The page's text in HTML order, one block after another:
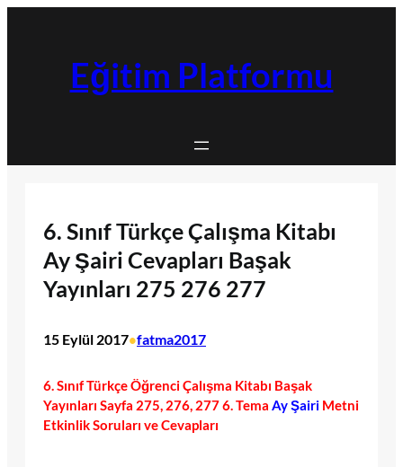
Eğitim Platformu
6. Sınıf Türkçe Çalışma Kitabı
Ay Şairi Cevapları Başak
Yayınları 275 276 277
15 Eylül 2017•fatma2017
6. Sınıf Türkçe Öğrenci Çalışma Kitabı Başak
Yayınları Sayfa 275, 276, 277 6. Tema Ay Şairi Metni
Etkinlik Soruları ve Cevapları